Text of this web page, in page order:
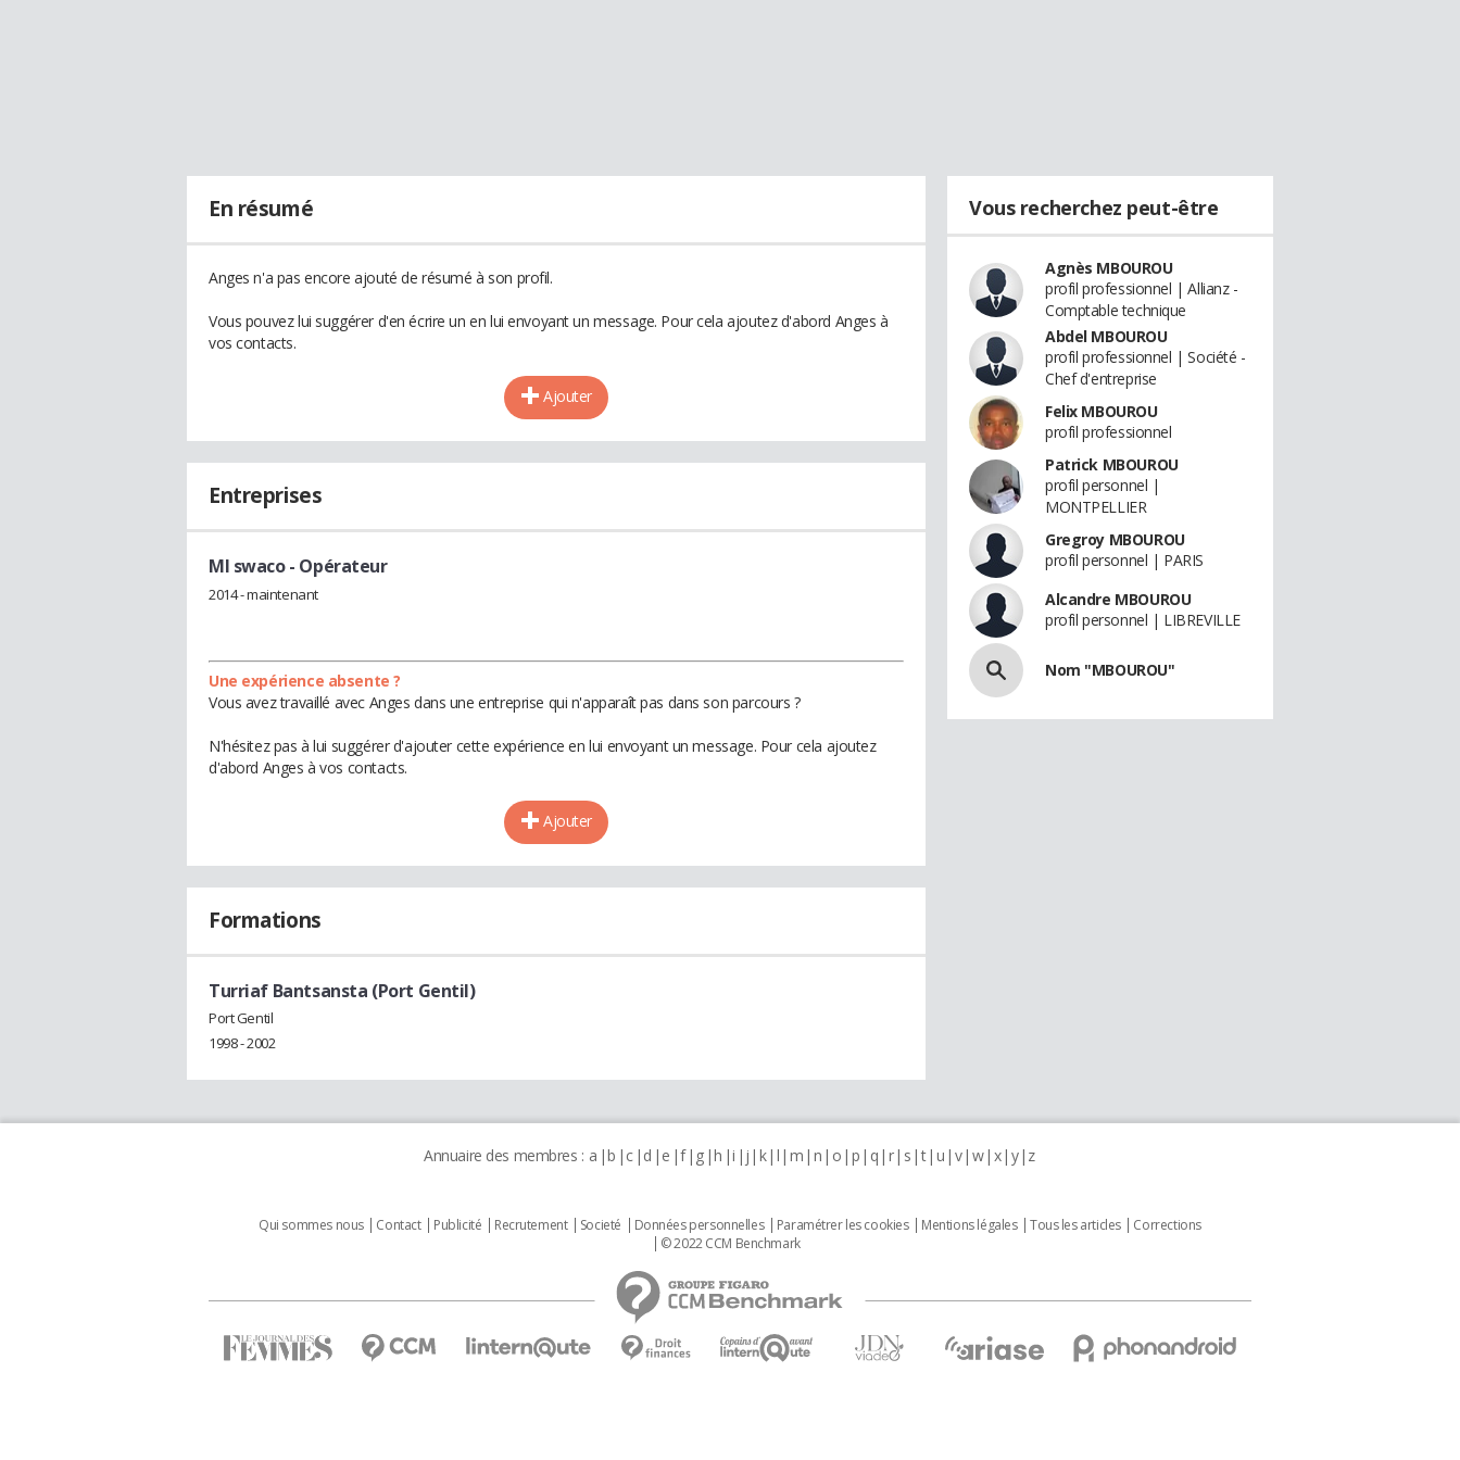
En résumé
Anges n'a pas encore ajouté de résumé à son profil.
Vous pouvez lui suggérer d'en écrire un en lui envoyant un message. Pour cela ajoutez d'abord Anges à
vos contacts.
Ajouter
Entreprises
MI swaco- Opérateur
2014 - maintenant
Une expérience absente ?
Vous avez travaillé avec Anges dans une entreprise qui n'apparaît pas dans son parcours ?
N'hésitez pas à lui suggérer d'ajouter cette expérience en lui envoyant un message. Pour cela ajoutez
d'abord Anges à vos contacts.
Ajouter
Formations
Turriaf Bantsansta (Port Gentil)
Port Gentil
1998 - 2002
Vous recherchez peut-être
Agnès MBOUROU
profil professionnel | Allianz -
Comptable technique
Abdel MBOUROU
profil professionnel | Société -
Chef d'entreprise
Felix MBOUROU
profil professionnel
Patrick MBOUROU
profil personnel |
MONTPELLIER
Gregroy MBOUROU
profil personnel | PARIS
Alcandre MBOUROU
profil personnel | LIBREVILLE
Nom "MBOUROU"
Annuaire des membres : a b c d e f g h i j k l m n o p q r s t u v w x y z
Qui sommes nous Contact Publicité Recrutement Societé Données personnelles Paramétrer les cookies Mentions légales Tous les articles
Corrections
© 2022 CCM Benchmark